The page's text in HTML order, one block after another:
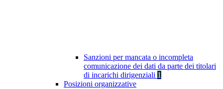
Sanzioni per mancata o incompleta
comunicazione dei dati da parte dei titolari
di incarichi dirigenziali 1
Posizioni organizzative